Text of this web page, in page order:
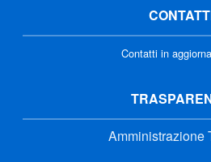
Contatti in
Amministrazione